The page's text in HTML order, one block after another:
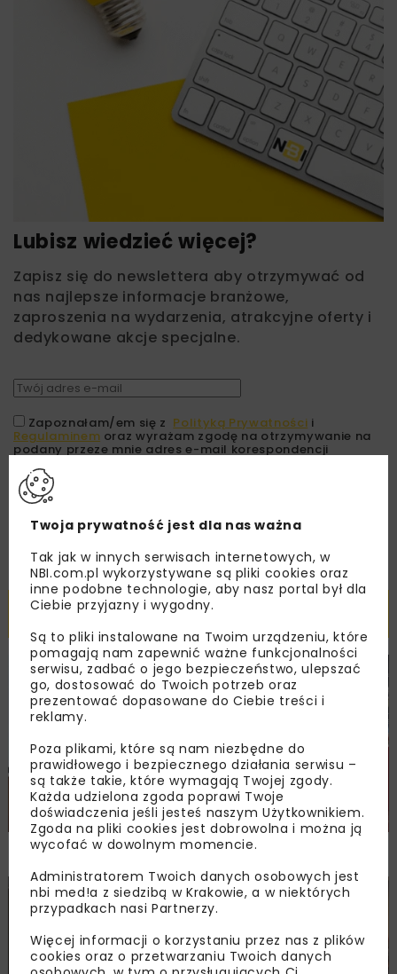
Lubisz wiedzieć więcej?
Zapisz się do newslettera aby otrzymywać od
nas najlepsze informacje branżowe,
zaproszenia na wydarzenia, atrakcyjne oferty i
dedykowane akcje specjalne.
Zapoznałam/em się z Polityką Prywatności i
Regulaminem oraz wyrażam zgodę na otrzymywanie na
podany przeze mnie adres e-mail korespondencji
Powiązane artykuły
DROGI MOSTY TUNELE ARCHIWUM NBI WYDARZENIA
NOVDROG 2026
DROGI MOSTY TUNELE ARCHIWUM NBI WYDARZENIA
Twoja prywatność jest dla nas ważna
Tak jak w innych serwisach internetowych, w
NBI.com.pl wykorzystywane są pliki cookies oraz
inne podobne technologie, aby nasz portal był dla
Ciebie przyjazny i wygodny.
Są to pliki instalowane na Twoim urządzeniu, które
pomagają nam zapewnić ważne funkcjonalności
serwisu, zadbać o jego bezpieczeństwo, ulepszać
go, dostosować do Twoich potrzeb oraz
prezentować dopasowane do Ciebie treści i
reklamy.
Poza plikami, które są nam niezbędne do
prawidłowego i bezpiecznego działania serwisu –
są także takie, które wymagają Twojej zgody.
Każda udzielona zgoda poprawi Twoje
doświadczenia jeśli jesteś naszym Użytkownikiem.
Zgoda na pliki cookies jest dobrowolna i można ją
wycofać w dowolnym momencie.
Administratorem Twoich danych osobowych jest
nbi med!a z siedzibą w Krakowie, a w niektórych
przypadkach nasi Partnerzy.
Więcej informacji o korzystaniu przez nas z plików
cookies oraz o przetwarzaniu Twoich danych